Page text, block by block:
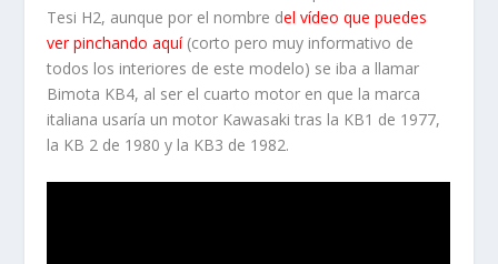
Tesi H2, aunque por el nombre del vídeo que puedes
ver pinchando aquí(corto pero muy informativo de
todos los interiores de este modelo) se iba a llamar
Bimota KB4, al ser el cuarto motor en que la marca
italiana usaría un motor Kawasaki tras la KB1 de 1977,
la KB 2 de 1980 y la KB3 de 1982.